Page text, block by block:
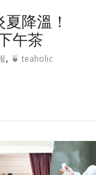
降溫！
午茶
, 🍵 teaholic